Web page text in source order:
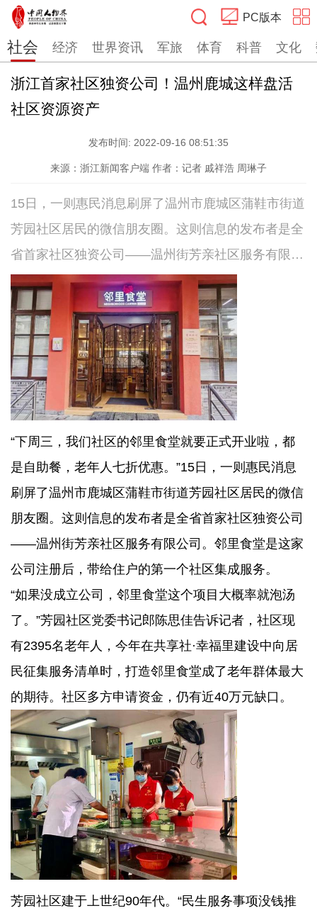
PC版本
搜索
社会 经济 世界资讯 军旅 体育 科普 文化
浙江首家社区独资公司！温州鹿城这样盘活
社区资源资产
发布时间: 2022-09-16 08:51:35
来源：浙江新闻客户端 作者：记者 戚祥浩 周琳子
15日，一则惠民消息刷屏了温州市鹿城区蒲鞋市街道
芳园社区居民的微信朋友圈。这则信息的发布者是全
省首家社区独资公司——温州街芳亲社区服务有限公
司。邻里食堂是这家公司注册后，带给住户的第一个
社区集成服务。
“下周三，我们社区的邻里食堂就要正式开业啦，都
是自助餐，老年人七折优惠。”15日，一则惠民消息
刷屏了温州市鹿城区蒲鞋市街道芳园社区居民的微信
朋友圈。这则信息的发布者是全省首家社区独资公司
——温州街芳亲社区服务有限公司。邻里食堂是这家
公司注册后，带给住户的第一个社区集成服务。
“如果没成立公司，邻里食堂这个项目大概率就泡汤
了。”芳园社区党委书记郎陈思佳告诉记者，社区现
有2395名老年人，今年在共享社·幸福里建设中向居
民征集服务清单时，打造邻里食堂成了老年群体最大
的期待。社区多方申请资金，仍有近40万元缺口。
芳园社区建于上世纪90年代。“民生服务事项没钱推